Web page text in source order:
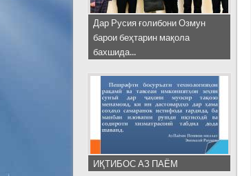
Дар Русия ғолибони Озмун
барои беҳтарин мақола
бахшида...
ИҚТИБОС АЗ ПАЁМ